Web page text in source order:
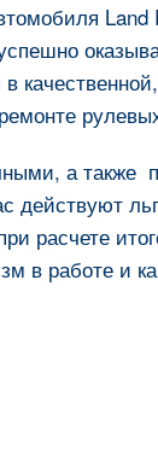
а также
действуют
расчете
в работе и